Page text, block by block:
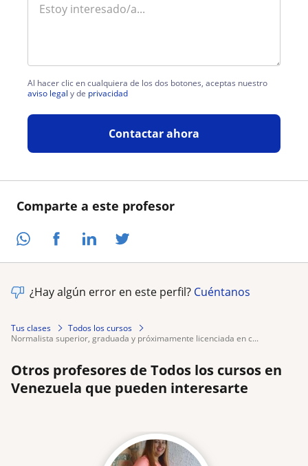
Comparte a este profesor
Al hacer clic en cualquiera de los dos botones, aceptas nuestro
aviso legal y de privacidad
Contactar ahora
¿Hay algún error en este perfil? Cuéntanos
Tus clases
Todos los cursos
normalista superior, graduada y próximamente licenciada en c...
Otros profesores de Todos los cursos en
Venezuela que pueden interesarte